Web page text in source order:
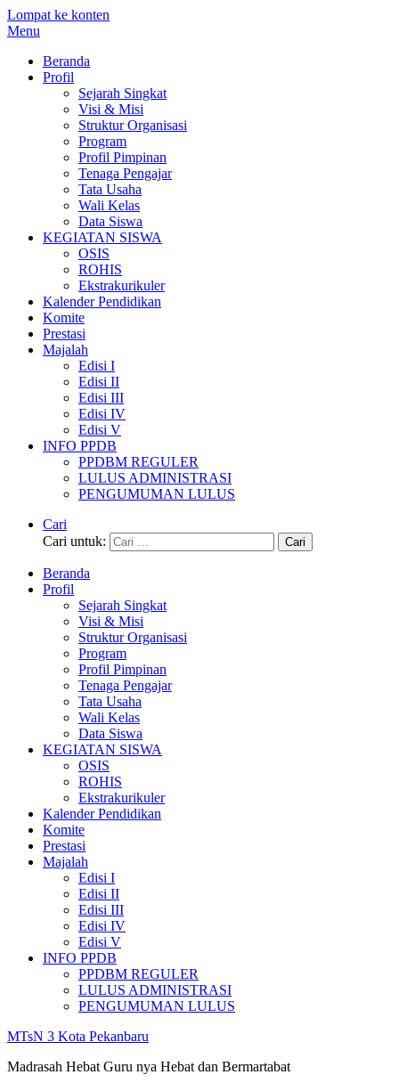
Lompat ke konten
Menu
Beranda
Profil
Sejarah Singkat
Visi & Misi
Struktur Organisasi
Program
Profil Pimpinan
Tenaga Pengajar
Tata Usaha
Wali Kelas
Data Siswa
KEGIATAN SISWA
OSIS
ROHIS
Ekstrakurikuler
Kalender Pendidikan
Komite
Prestasi
Majalah
Edisi I
Edisi II
Edisi III
Edisi IV
Edisi V
INFO PPDB
PPDBM REGULER
LULUS ADMINISTRASI
PENGUMUMAN LULUS
Cari
Cari untuk:
Beranda
Profil
Sejarah Singkat
Visi & Misi
Struktur Organisasi
Program
Profil Pimpinan
Tenaga Pengajar
Tata Usaha
Wali Kelas
Data Siswa
KEGIATAN SISWA
OSIS
ROHIS
Ekstrakurikuler
Kalender Pendidikan
Komite
Prestasi
Majalah
Edisi I
Edisi II
Edisi III
Edisi IV
Edisi V
INFO PPDB
PPDBM REGULER
LULUS ADMINISTRASI
PENGUMUMAN LULUS
MTsN 3 Kota Pekanbaru
Madrasah Hebat Guru nya Hebat dan Bermartabat